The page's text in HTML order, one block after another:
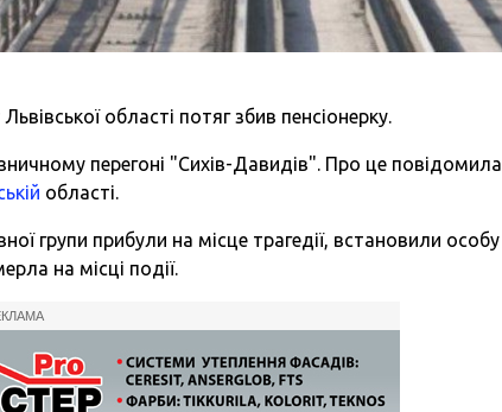
області потяг збив пенсіонерку.
перегоні "Сихів-Давидів". Про це повідомила
області.
групи прибули на місце трагедії, встановили особу
на місці події.